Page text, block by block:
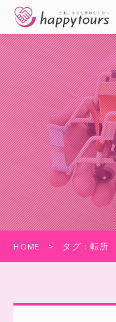
HOME タグ : 転所